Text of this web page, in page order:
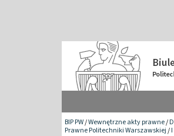
BIP PW/Wewnętrzne akty prawne/
Prawne Politechniki Warszawskiej/